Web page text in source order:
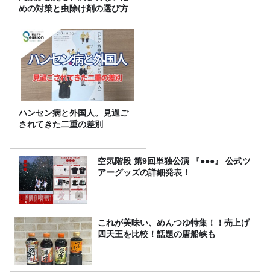
めの対策と虫除け剤の選び方
ハンセン病と外国人。見過ご
されてきた二重の差別
空気階段 第9回単独公演 『●●●』 公式ツ
アーグッズの詳細発表！
これが美味い、めんつゆ特集！！売上げ
四天王を比較！話題の唐船峡も